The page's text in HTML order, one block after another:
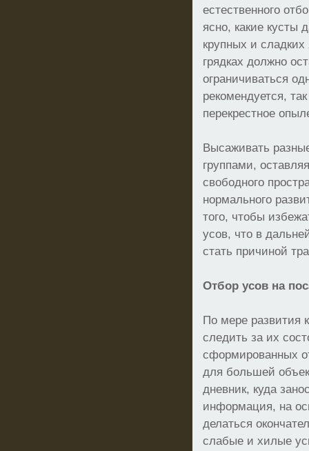
естественного
ясно, какие кусты
крупных и сладких
грядках должно
ограничиваться
рекомендуется,
перекрестное
Высаживать
группами,
свободного
нормального
того, чтобы
усов, что в
стать причиной
Отбор усов на
По мере развития
следить за их
сформированных
для большей
дневник, куда
информация, на
делаться
слабые и хилые